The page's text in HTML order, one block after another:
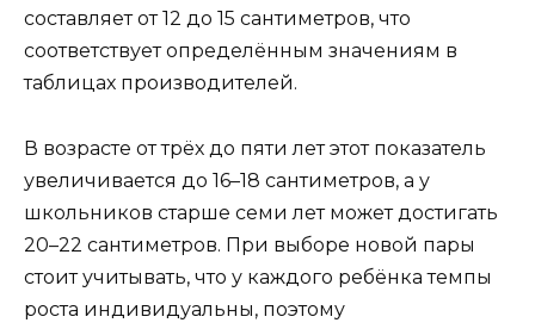
составляет от 12 до 15 сантиметров, что
соответствует определённым значениям в
таблицах производителей.
В возрасте от трёх до пяти лет этот показатель
увеличивается до 16–18 сантиметров, а у
школьников старше семи лет может достигать
20–22 сантиметров. При выборе новой пары
стоит учитывать, что у каждого ребёнка темпы
роста индивидуальны, поэтому